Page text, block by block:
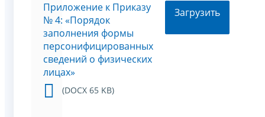
Приложение к Приказу
№ 4: «Порядок
заполнения формы
персонифицированных
сведений о физических
лицах»
(DOCX 65 KB)
Загрузить